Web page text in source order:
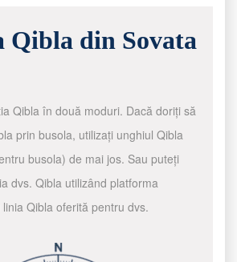
Qibla din Sovata
Qibla în două moduri. Dacă doriți să
prin busola, utilizați unghiul Qibla
busola) de mai jos. Sau puteți
dvs. Qibla utilizând platforma
Qibla oferită pentru dvs.